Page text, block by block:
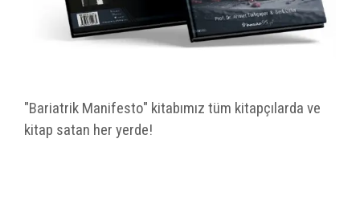
"Bariatrik Manifesto" kitabımız tüm kitapçılarda ve
kitap satan her yerde!